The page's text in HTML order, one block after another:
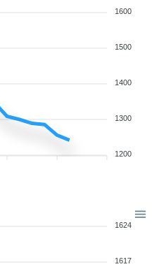
1600
1500
1400
1300
1200
1624
1617